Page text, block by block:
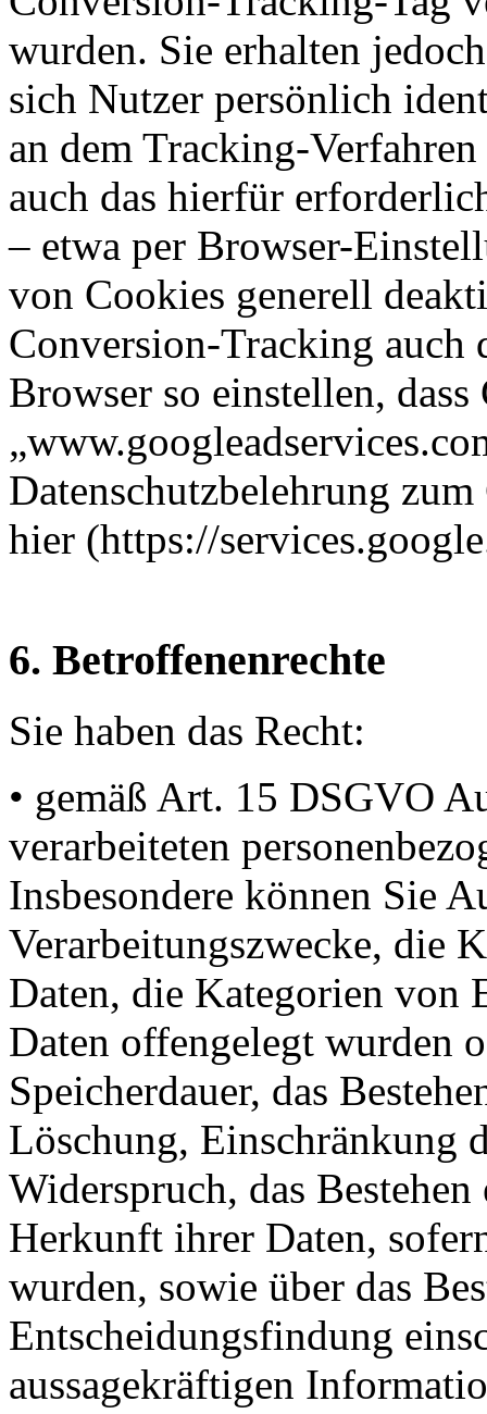
wurden. Sie erhalten
sich Nutzer persönlich
an dem Tracking-
auch das hierfür
– etwa per Browser-
von Cookies generell
Conversion-Tracking auch
Browser so einstellen,
Datenschutzbelehrung
hier (https://
6. Betroffenenrechte
Sie haben das Recht:
• gemäß Art. 15 DSGVO
verarbeiteten
Insbesondere können Sie
Verarbeitungszwecke, die
Daten, die Kategorien von
Daten offengelegt wurden
Speicherdauer, das
Löschung, Einschränkung
Widerspruch, das
Herkunft ihrer Daten,
wurden, sowie über das
Entscheidungsfindung
aussagekräftigen